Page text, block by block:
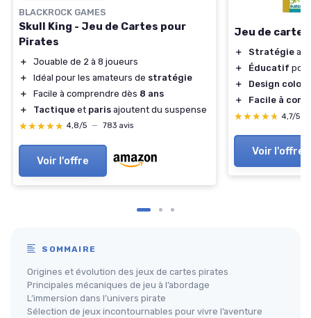
BLACKROCK GAMES
Skull King - Jeu de Cartes pour
Pirates
＋
Jouable de 2 à 8 joueurs
＋
Idéal pour les amateurs de stratégie
＋
Facile à comprendre dès 8 ans
＋
Tactique et paris ajoutent du suspense
★★★★★
★★★★★ 4,8/5 — 783 avis
Voir l'offre
Jeu de
＋ Stratégie
＋
Éducatif
＋
Design coloré
＋
Facile à
★★★★★
★★★★★ 4,7/5
Voir l'offre
SOMMAIRE
Origines et évolution des jeux de cartes pirates
Principales mécaniques de jeu à l’abordage
L’immersion dans l’univers pirate
Sélection de jeux incontournables pour vivre l’aventure